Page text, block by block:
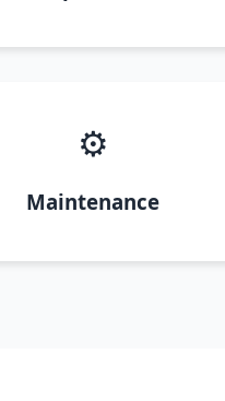
⚙️
Maintenance